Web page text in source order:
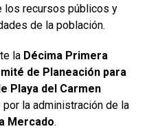
los recursos públicos y
de la población.
la Décima Primera
de Planeación para
Playa del Carmen
por la administración de la
Mercado.